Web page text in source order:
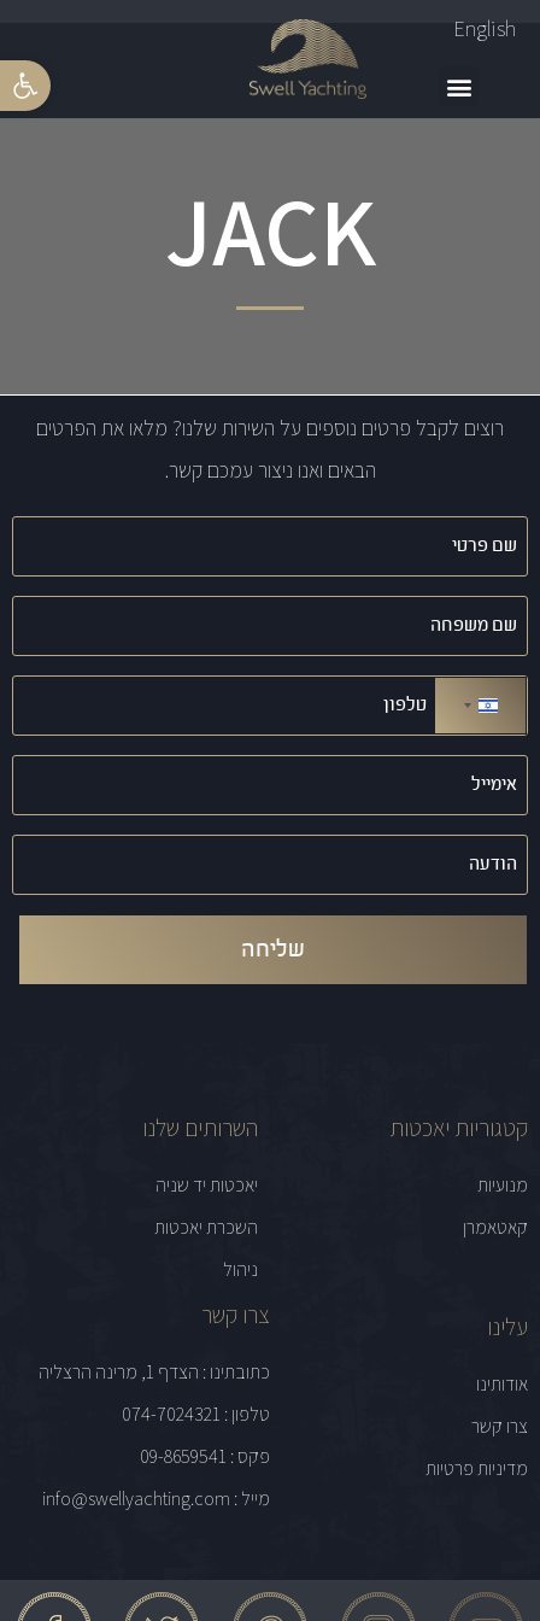
פתח
English
JACK
רוצים לקבל פרטים נוספים על השירות שלנו? מלאו את הפרטים
הבאים ואנו ניצור עמכם קשר.
שם
פרטי
שם
משפחה
טלפון
(חובה)
ישראל +972
אימייל
(חובה)
הודעה
קטגוריות יאכטות
מנועיות
קאטאמרן
השרותים שלנו
יאכטות יד שניה
השכרת יאכטות
ניהול
עלינו
אודותינו
צרו קשר
מדיניות פרטיות
צרו קשר
כתובתינו : הצדף 1, מרינה הרצליה
טלפון : 074-7024321
פקס : 09-8659541
מייל : info@swellyachting.com